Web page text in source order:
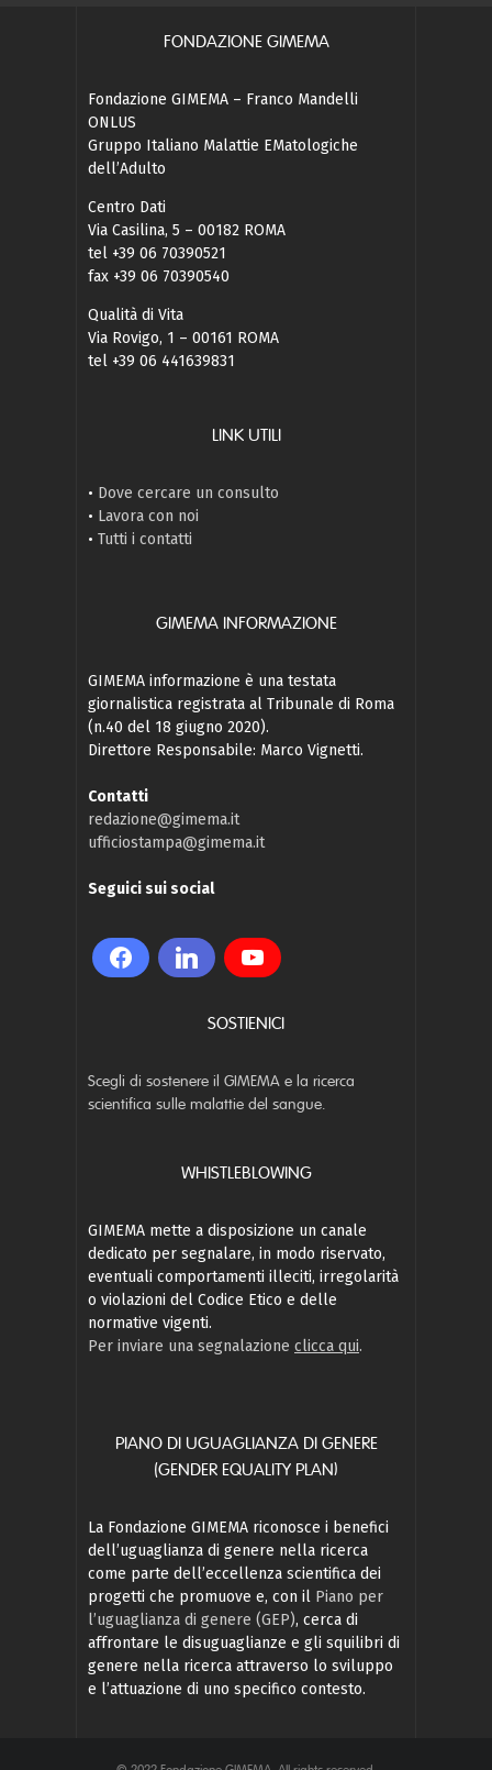
FONDAZIONE GIMEMA
Fondazione GIMEMA – Franco Mandelli
ONLUS
Gruppo Italiano Malattie EMatologiche
dell’Adulto
Centro Dati
Via Casilina, 5 – 00182 ROMA
tel +39 06 70390521
fax +39 06 70390540
Qualità di Vita
Via Rovigo, 1 – 00161 ROMA
tel +39 06 441639831
LINK UTILI
• Dove cercare un consulto
• Lavora con noi
• Tutti i contatti
GIMEMA INFORMAZIONE
GIMEMA informazione è una testata
giornalistica registrata al Tribunale di Roma
(n.40 del 18 giugno 2020).
Direttore Responsabile: Marco Vignetti.
Contatti
redazione@gimema.it
ufficiostampa@gimema.it
Seguici sui social
SOSTIENICI
Scegli di sostenere il GIMEMA e la ricerca
scientifica sulle malattie del sangue.
WHISTLEBLOWING
GIMEMA mette a disposizione un canale
dedicato per segnalare, in modo riservato,
eventuali comportamenti illeciti, irregolarità
o violazioni del Codice Etico e delle
normative vigenti.
Per inviare una segnalazione clicca qui.
PIANO DI UGUAGLIANZA DI GENERE
(GENDER EQUALITY PLAN)
La Fondazione GIMEMA riconosce i benefici
dell’uguaglianza di genere nella ricerca
come parte dell’eccellenza scientifica dei
progetti che promuove e, con il Piano per
l’uguaglianza di genere (GEP), cerca di
affrontare le disuguaglianze e gli squilibri di
genere nella ricerca attraverso lo sviluppo
e l’attuazione di uno specifico contesto.